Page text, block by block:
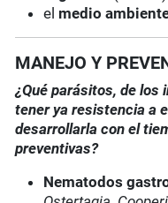
el medio
MANEJO Y
¿Qué parásitos, de los
tener ya resistencia a
desarrollarla con el
preventivas?
Nematodos